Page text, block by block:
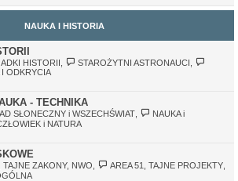
NAUKA I HISTORIA
HISTORII STAROŻYTNI ASTRONAUCI
ODKRYCIA
- TECHNIKA
SŁONECZNY i WSZECHŚWIAT
NAUKA i
i NATURA
TAJNE ZAKONY, NWO AREA 51, TAJNE PROJEKTY,